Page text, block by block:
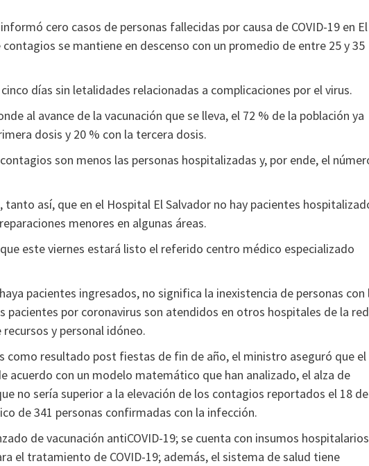
cero casos de personas fallecidas por causa de COVID-19 en El
se mantiene en descenso con un promedio de entre 25 y 35
días sin letalidades relacionadas a complicaciones por el virus.
al avance de la vacunación que se lleva, el 72 % de la población ya
dosis y 20 % con la tercera dosis.
son menos las personas hospitalizadas y, por ende, el
así, que en el Hospital El Salvador no hay pacientes
menores en algunas áreas.
este viernes estará listo el referido centro médico especializado
pacientes ingresados, no significa la inexistencia de personas con
pacientes por coronavirus son atendidos en otros hospitales de la red
y personal idóneo.
como resultado post fiestas de fin de año, el ministro aseguró que el
acuerdo con un modelo matemático que han analizado, el alza de
no sería superior a la elevación de los contagios reportados el 18 de
de 341 personas confirmadas con la infección.
de vacunación antiCOVID-19; se cuenta con insumos
el tratamiento de COVID-19; además, el sistema de salud tiene